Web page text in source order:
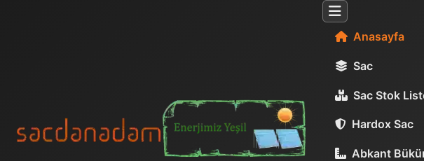
Anasayfa
Sac
Sac Stok
Hardox Sac
Abkant